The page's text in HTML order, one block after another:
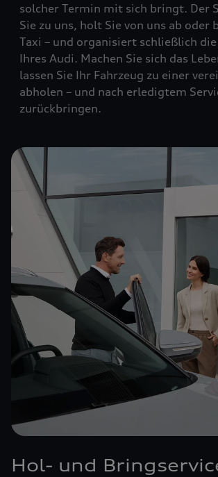
solcher Termin mit sich bringt. Der
Sie zu uns, holt Sie von uns ab oder
Taxi – und organisiert schließlich
Ihres Audi. Machen Sie sich das
lassen Sie Ihr Fahrzeug zu einer
abholen – und nach erledigtem
zurückbringen.
Hol- und